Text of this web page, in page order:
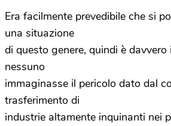
Era facilmente prevedibile che si
una situazione
di questo genere, quindi è
nessuno
immaginasse il pericolo dato dal
trasferimento di
industrie altamente inquinanti nei